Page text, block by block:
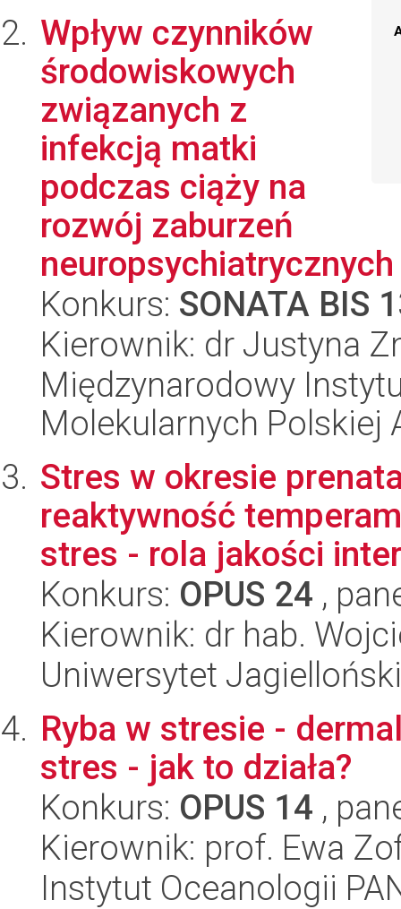
Wpływ czynników
środowiskowych
związanych z
infekcją matki
podczas ciąży na
rozwój zaburzeń
Konkurs: SONATA BIS
Kierownik: dr Justyna
Międzynarodowy
Molekularnych Polskiej
Stres w okresie
reaktywność
stres - rola jakości
Konkurs: OPUS 24 ,
Kierownik: dr hab.
Uniwersytet
Ryba w stresie -
stres - jak to działa?
Konkurs: OPUS 14 ,
Kierownik: prof. Ewa
Instytut Oceanologii